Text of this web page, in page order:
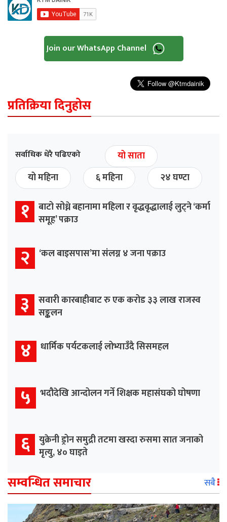
Join our WhatsApp Channel
प्रतिक्रिया दिनुहोस
सर्वाधिक धेरै पढिएको
यो साता
यो महिना
६ महिना २४ घण्टा
१
बाटो सोध्ने बहानामा महिला र वृद्धवृद्धालाई लुट्ने ‘कर्मा
समूह’ पक्राउ
२ ‘कल बाइसपास’मा संलग्न ४ जना पक्राउ
३
सवारी कारबाहीबाट रु एक करोड ३३ लाख राजस्व
सङ्कलन
४ धार्मिक पर्यटकलाई लोभ्याउँदै सिसमहल
५ भदौदेखि आन्दोलन गर्ने शिक्षक महासंघको घोषणा
६ युक्रेनी ड्रोन समुद्री तटमा खस्दा रुसमा सात जनाको
मृत्यु, ४० घाइते
सम्वन्धित समाचार सबै